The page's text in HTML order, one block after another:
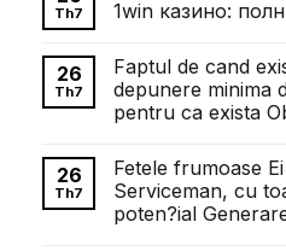
luận
ở
Довженка
розвиток
українського
кіномистецтва
Th7
1win казино:
bình
luận
ở
Понимание
требований
ставкам
в
1win
казино:
полный
26
Th7
Faptul de cand
depunere minima
pentru ca exista
bình
luận
ở
Faptul
de
26
Th7
Fetele frumoase
Serviceman, cu
poten?ial